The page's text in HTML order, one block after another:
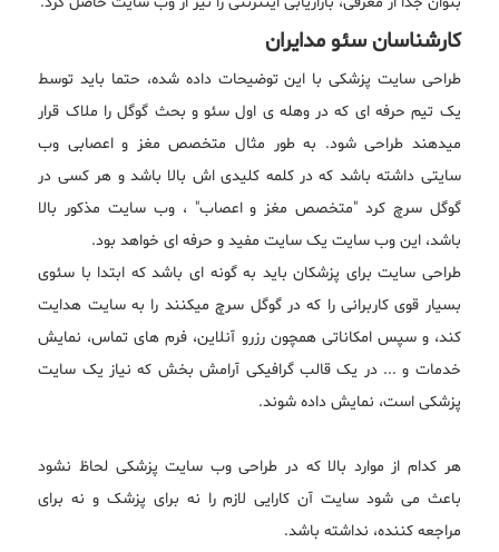
کارشناسان سئو مدایران
طراحی سایت پزشکی با این توضیحات داده شده، حتما باید توسط
یک تیم حرفه ای که در وهله ی اول سئو و بحث گوگل را ملاک قرار
میدهند طراحی شود. به طور مثال متخصص مغز و اعصابی وب
سایتی داشته باشد که در کلمه کلیدی اش بالا باشد و هر کسی در
گوگل سرچ کرد "متخصص مغز و اعصاب" ، وب سایت مذکور بالا
باشد، این وب سایت یک سایت مفید و حرفه ای خواهد بود.
طراحی سایت برای پزشکان باید به گونه ای باشد که ابتدا با سئوی
بسیار قوی کاربرانی را که در گوگل سرچ میکنند را به سایت هدایت
کند، و سپس امکاناتی همچون رزرو آنلاین، فرم های تماس، نمایش
خدمات و ... در یک قالب گرافیکی آرامش بخش که نیاز یک سایت
پزشکی است، نمایش داده شوند.
هر کدام از موارد بالا که در طراحی وب سایت پزشکی لحاظ نشود
باعث می شود سایت آن کارایی لازم را نه برای پزشک و نه برای
مراجعه کننده، نداشته باشد.